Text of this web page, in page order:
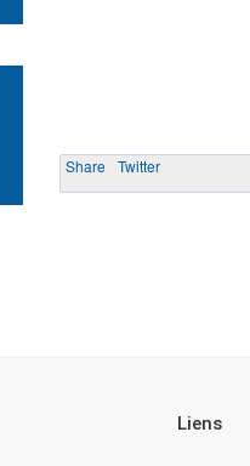
Share Twitter
Liens